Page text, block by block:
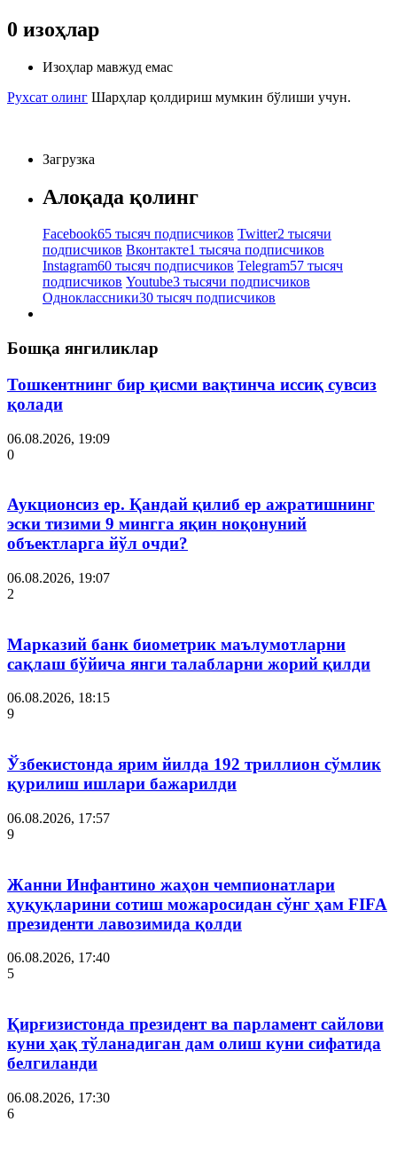
0 изоҳлар
Изоҳлар мавжуд емас
Рухсат олинг Шарҳлар қолдириш мумкин бўлиши учун.
Загрузка
Алоқада қолинг
Facebook65 тысяч подписчиков Twitter2 тысячи
подписчиков Вконтакте1 тысяча подписчиков
Instagram60 тысяч подписчиков Telegram57 тысяч
подписчиков Youtube3 тысячи подписчиков
Одноклассники30 тысяч подписчиков
Бошқа янгиликлар
Тошкентнинг бир қисми вақтинча иссиқ сувсиз
қолади
06.08.2026, 19:09
0
Аукционсиз ер. Қандай қилиб ер ажратишнинг
эски тизими 9 мингга яқин ноқонуний
объектларга йўл очди?
06.08.2026, 19:07
2
Марказий банк биометрик маълумотларни
сақлаш бўйича янги талабларни жорий қилди
06.08.2026, 18:15
9
Ўзбекистонда ярим йилда 192 триллион сўмлик
қурилиш ишлари бажарилди
06.08.2026, 17:57
9
Жанни Инфантино жаҳон чемпионатлари
ҳуқуқларини сотиш можаросидан сўнг ҳам FIFA
президенти лавозимида қолди
06.08.2026, 17:40
5
Қирғизистонда президент ва парламент сайлови
куни ҳақ тўланадиган дам олиш куни сифатида
белгиланди
06.08.2026, 17:30
6